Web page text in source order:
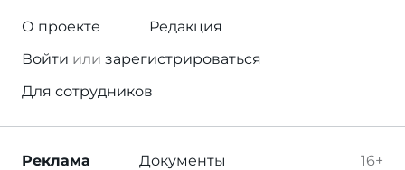
О проекте
Редакция
Войти или зарегистрироваться
Для сотрудников
16+
Реклама Документы